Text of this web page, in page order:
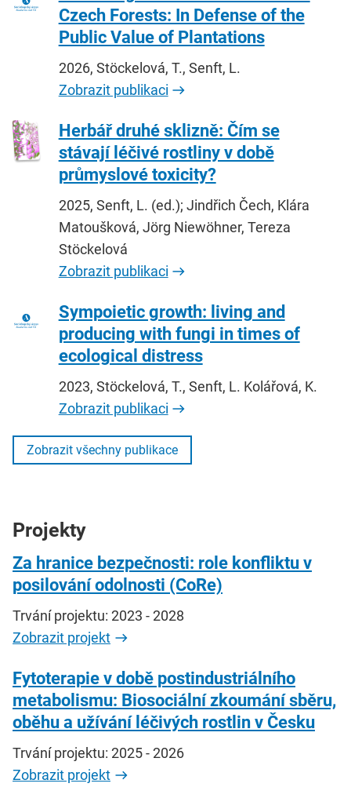
Czech Forests: In Defense of the
Public Value of Plantations
2026, Stöckelová, T., Senft, L.
Zobrazit publikaci
Herbář druhé sklizně: Čím se
stávají léčivé rostliny v době
průmyslové toxicity?
2025, Senft, L. (ed.); Jindřich Čech, Klára
Matoušková, Jörg Niewöhner, Tereza
Stöckelová
Zobrazit publikaci
Sympoietic growth: living and
producing with fungi in times of
ecological distress
2023, Stöckelová, T., Senft, L. Kolářová, K.
Zobrazit publikaci
Zobrazit všechny publikace
Projekty
Za hranice bezpečnosti: role konfliktu v
posilování odolnosti (CoRe)
Trvání projektu: 2023 - 2028
Zobrazit projekt
Fytoterapie v době postindustriálního
metabolismu: Biosociální zkoumání sběru,
oběhu a užívání léčivých rostlin v Česku
Trvání projektu: 2025 - 2026
Zobrazit projekt